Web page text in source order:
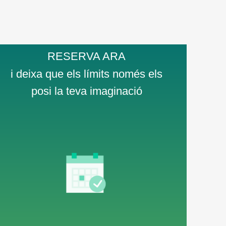
RESERVA ARA
i deixa que els límits només els
posi la teva imaginació